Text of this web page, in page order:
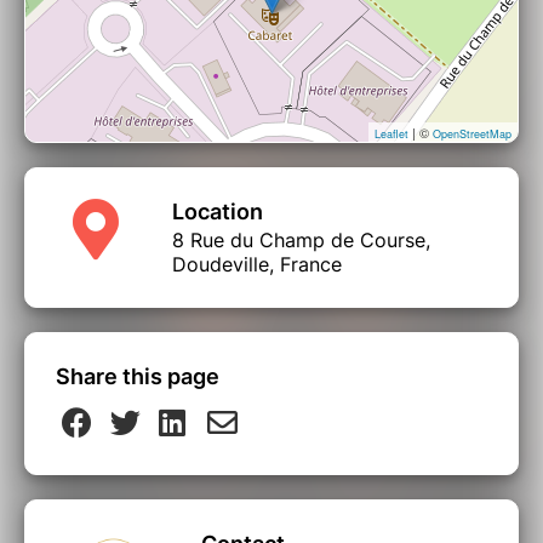
Leaflet | © OpenStreetMap
Location
8 Rue du Champ de Course,
Doudeville, France
Share this page